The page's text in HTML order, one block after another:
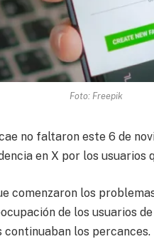
Foto: Freepik
no faltaron este 6 de
en X por los usuarios
comenzaron los
de los usuarios
continuaban los percances.